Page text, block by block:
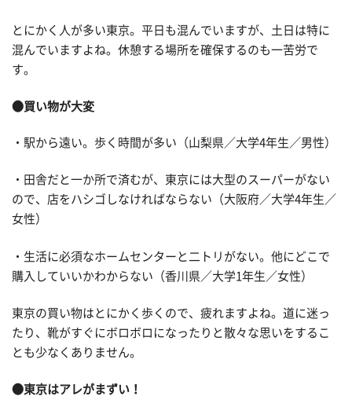
とにかく人が多い東京。平日も混んでいますが、土日は特に
混んでいますよね。休憩する場所を確保するのも一苦労で
す。
●買い物が大変
・駅から遠い。歩く時間が多い（山梨県／大学4年生／男性）
・田舎だと一か所で済むが、東京には大型のスーパーがない
ので、店をハシゴしなければならない（大阪府／大学4年生／
女性）
・生活に必須なホームセンターと二トリがない。他にどこで
購入していいかわからない（香川県／大学1年生／女性）
東京の買い物はとにかく歩くので、疲れますよね。道に迷っ
たり、靴がすぐにボロボロになったりと散々な思いをするこ
とも少なくありません。
●東京はアレがまずい！